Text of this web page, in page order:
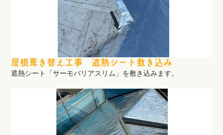
屋根葺き替え工事 遮熱シート敷き込み
遮熱シート「サーモバリアスリム」を敷き込みます。